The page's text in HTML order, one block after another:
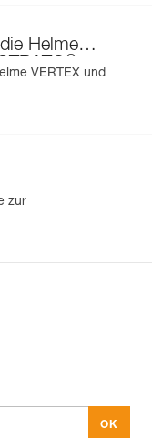
Helme
VERTEX und
zur